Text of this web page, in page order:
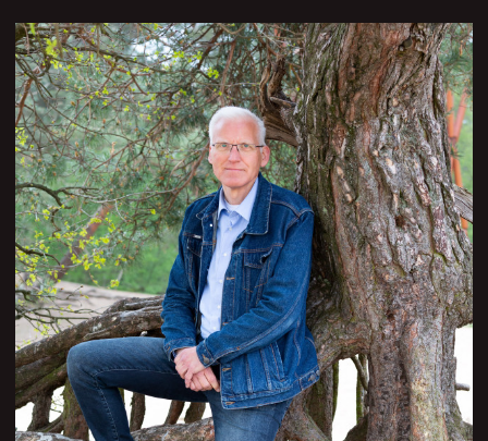
zorgvuldige samenwerking tussen
dromen, locatie en duurzame
architectuur‘